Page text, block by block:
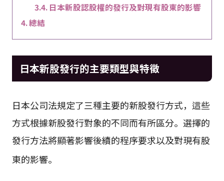
日本新股認股權的發行及對現有股東的影響
總結
日本新股發行的主要類型與特徵
日本公司法規定了三種主要的新股發行方式，這些
方式根據新股發行對象的不同而有所區分。選擇的
發行方法將顯著影響後續的程序要求以及對現有股
東的影響。